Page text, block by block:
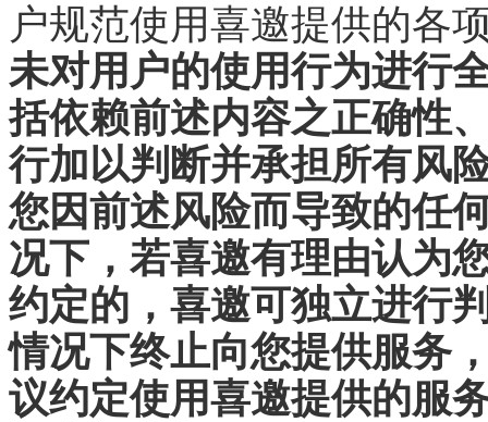
户规范使用喜邀提供的各
未对用户的使用行为进行
括依赖前述内容之正确性
行加以判断并承担所有风
您因前述风险而导致的任
况下，若喜邀有理由认为
约定的，喜邀可独立进行
情况下终止向您提供服务
议约定使用喜邀提供的服